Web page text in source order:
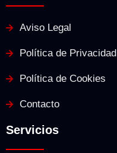
Aviso Legal
Política de Privacidad
Política de Cookies
Contacto
Servicios